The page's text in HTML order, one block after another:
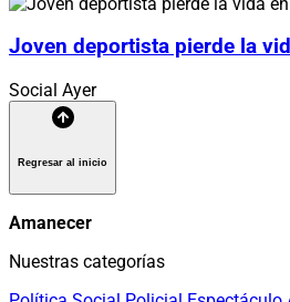
Joven deportista pierde la
Social Ayer
Regresar al inicio
Amanecer
Nuestras categorías